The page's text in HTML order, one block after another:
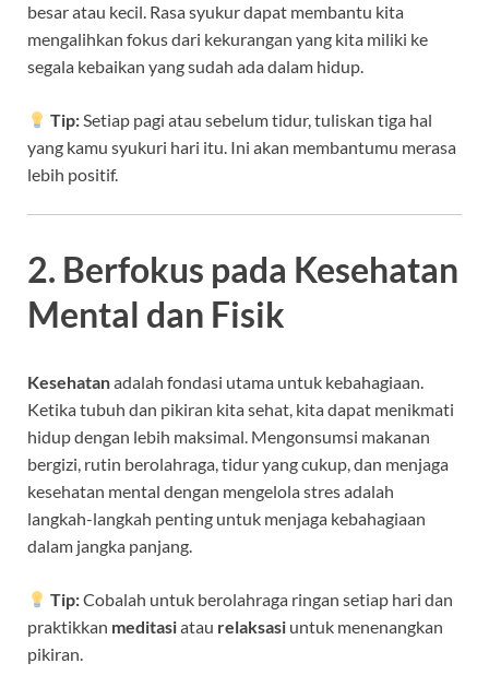
besar atau kecil. Rasa syukur dapat membantu kita
mengalihkan fokus dari kekurangan yang kita miliki ke
segala kebaikan yang sudah ada dalam hidup.
Tip:Setiap pagi atau sebelum tidur, tuliskan tiga hal
yang kamu syukuri hari itu. Ini akan membantumu merasa
lebih positif.
2. Berfokus pada Kesehatan
Mental dan Fisik
Kesehatanadalah fondasi utama untuk kebahagiaan.
Ketika tubuh dan pikiran kita sehat, kita dapat menikmati
hidup dengan lebih maksimal. Mengonsumsi makanan
bergizi, rutin berolahraga, tidur yang cukup, dan menjaga
kesehatan mental dengan mengelola stres adalah
langkah-langkah penting untuk menjaga kebahagiaan
dalam jangka panjang.
Tip:Cobalah untuk berolahraga ringan setiap hari dan
praktikkan meditasiatau relaksasi untuk menenangkan
pikiran.